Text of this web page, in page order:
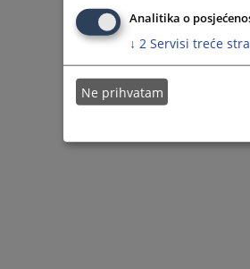
Analitika o
↓ 2 Servisi treće
Ne prihvatam